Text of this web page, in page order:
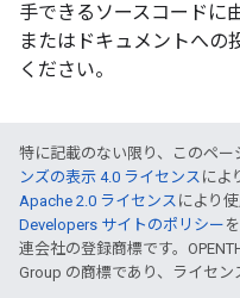
手できるソースコードに
またはドキュメントへの
ください。
特に記載のない限り、このペー
ンズの表示 4.0 ライセンス によ
Apache 2.0 ライセンス により
Developers サイトのポリシー
連会社の登録商標です。
Group の商標であり、ライセン